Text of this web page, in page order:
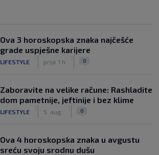
Ova 3 horoskopska znaka najčešće
grade uspješne karijere
LIFESTYLE prije 1 h 0
Zaboravite na velike račune: Rashladite
dom pametnije, jeftinije i bez klime
LIFESTYLE 5. aug. 0
Ova 4 horoskopska znaka u avgustu
sreću svoju srodnu dušu